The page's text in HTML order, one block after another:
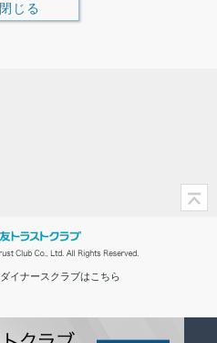
閉じる
ダイナースクラブはこちら